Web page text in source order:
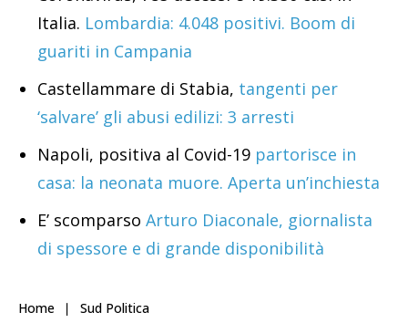
Italia. Lombardia: 4.048 positivi. Boom di
guariti in Campania
Castellammare di Stabia, tangenti per
‘salvare’ gli abusi edilizi: 3 arresti
Napoli, positiva al Covid-19 partorisce in
casa: la neonata muore. Aperta un’inchiesta
E’ scomparso Arturo Diaconale, giornalista
di spessore e di grande disponibilità
Home Sud Politica